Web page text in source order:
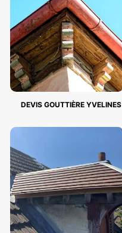
DEVIS GOUTTIÈRE YVELINES